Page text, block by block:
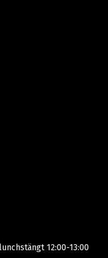
12:00-13:00​